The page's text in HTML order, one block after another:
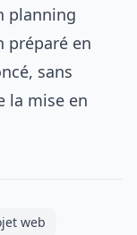
planning
préparé en
sans
la mise en
web